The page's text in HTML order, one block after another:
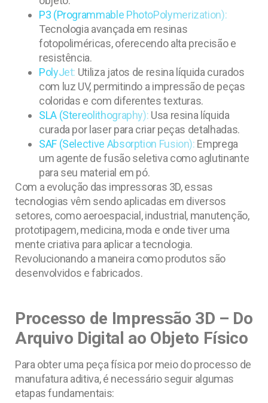
P3 (Programmable PhotoPolymerization):
Tecnologia avançada em resinas
fotopoliméricas, oferecendo alta precisão e
resistência.
PolyJet: Utiliza jatos de resina líquida curados
com luz UV, permitindo a impressão de peças
coloridas e com diferentes texturas.
SLA (Stereolithography): Usa resina líquida
curada por laser para criar peças detalhadas.
SAF (Selective Absorption Fusion): Emprega
um agente de fusão seletiva como aglutinante
para seu material em pó.
Com a evolução das impressoras 3D, essas
tecnologias vêm sendo aplicadas em diversos
setores, como aeroespacial, industrial, manutenção,
prototipagem, medicina, moda e onde tiver uma
mente criativa para aplicar a tecnologia.
Revolucionando a maneira como produtos são
desenvolvidos e fabricados.
Processo de Impressão 3D – Do
Arquivo Digital ao Objeto Físico
Para obter uma peça física por meio do processo de
manufatura aditiva, é necessário seguir algumas
etapas fundamentais: